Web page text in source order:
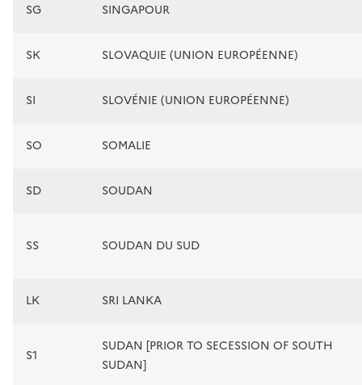
SG SINGAPOUR
SK SLOVAQUIE (UNION EUROPÉENNE)
SI SLOVÉNIE (UNION EUROPÉENNE)
SO SOMALIE
SD SOUDAN
SS SOUDAN DU SUD
LK SRI LANKA
S1
SUDAN [PRIOR TO SECESSION OF SOUTH
SUDAN]